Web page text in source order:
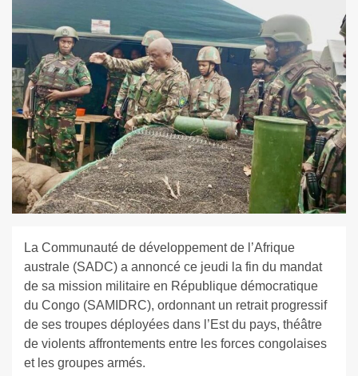
La Communauté de développement de l’Afrique
australe (SADC) a annoncé ce jeudi la fin du mandat
de sa mission militaire en République démocratique
du Congo (SAMIDRC), ordonnant un retrait progressif
de ses troupes déployées dans l’Est du pays, théâtre
de violents affrontements entre les forces congolaises
et les groupes armés.